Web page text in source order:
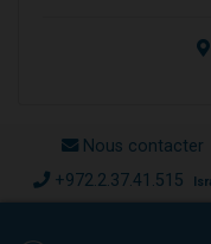
Nous contacter
+972.2.37.41.515